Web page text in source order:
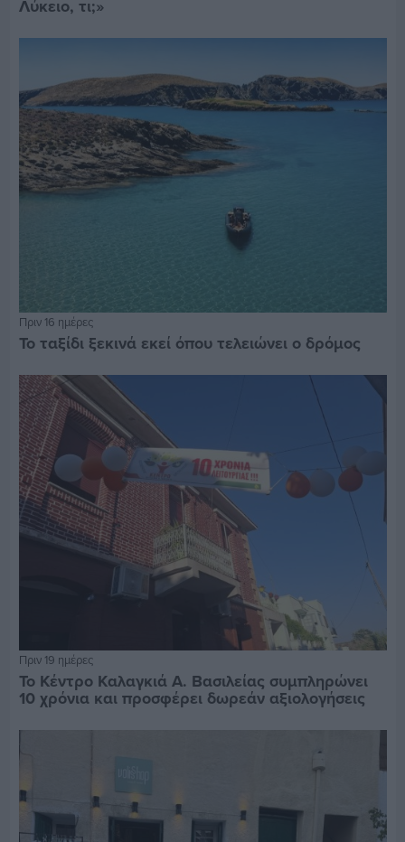
Λύκειο, τι;»
Πριν 16 ημέρες
Το ταξίδι ξεκινά εκεί όπου τελειώνει ο δρόμος
Πριν 19 ημέρες
Το Κέντρο Καλαγκιά Α. Βασιλείας συμπληρώνει
10 χρόνια και προσφέρει δωρεάν αξιολογήσεις